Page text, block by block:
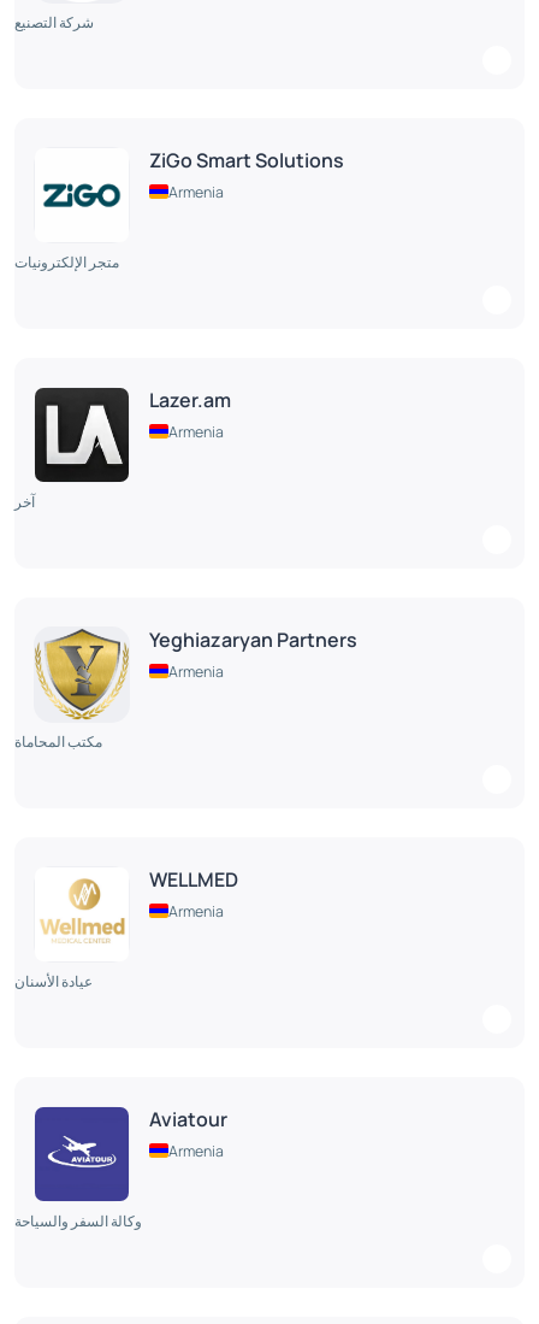
شركة التصنيع
ZiGo Smart Solutions
Armenia
متجر الإلكترونيات
Lazer.am
Armenia
آخر
Yeghiazaryan Partners
Armenia
مكتب المحاماة
WELLMED
Armenia
عيادة الأسنان
Aviatour
Armenia
وكالة السفر والسياحة